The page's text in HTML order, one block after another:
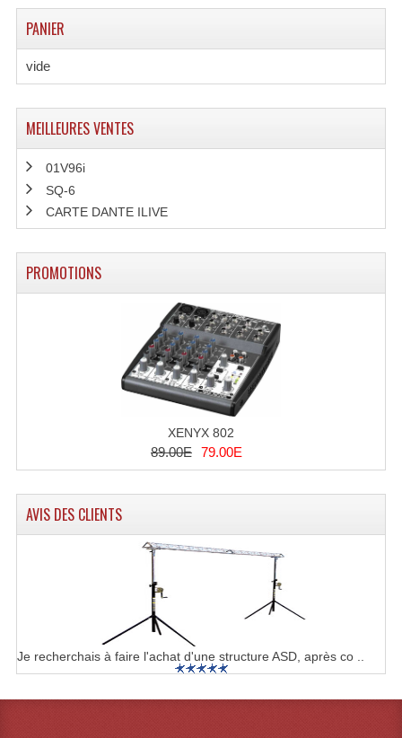
Lampes À Décharges
Lampes Halogenes Divers
Lampes Leds
Lampes PAR
Lampes Théatre
Lyres
Panneaux, Piste Danse À Leds
Petit Effets Lumineux
Projecteur De Gobo
PANIER
vide
MEILLEURES VENTES
01V96i
SQ-6
CARTE DANTE ILIVE
PROMOTIONS
XENYX 802
89.00E 79.00E
AVIS DES CLIENTS
Je recherchais à faire l'achat d'une structure ASD, après co ..